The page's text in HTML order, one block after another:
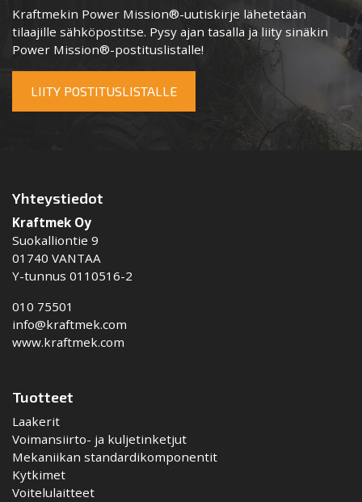
Kraftmekin Power Mission®-uutiskirje lähetetään
tilaajille sähköpostitse. Pysy ajan tasalla ja liity sinäkin
Power Mission®-postituslistalle!
LIITY POSTITUSLISTALLE
Yhteystiedot
Kraftmek Oy
Suokalliontie 9
01740 VANTAA
Y-tunnus 0110516-2
010 75501
info@kraftmek.com
www.kraftmek.com
Tuotteet
Laakerit
Voimansiirto- ja kuljetinketjut
Mekaniikan standardikomponentit
Kytkimet
Voitelulaitteet